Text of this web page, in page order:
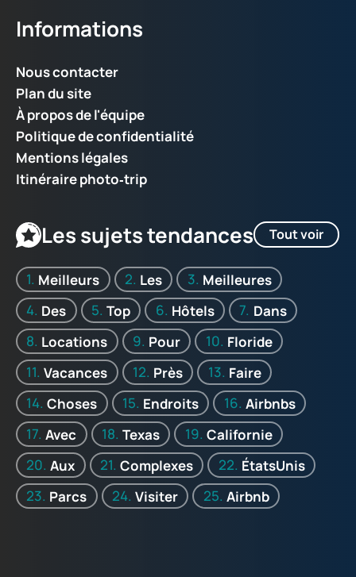
Informations
Nous contacter
Plan du site
À propos de l'équipe
Politique de confidentialité
Mentions légales
Itinéraire photo‑trip
Les sujets tendances Tout voir
Meilleurs Les
Meilleures
Des
Top Hôtels
Dans
Locations
Pour
Floride
Vacances
Près
Faire
Choses
Endroits
Airbnbs
Avec
Texas
Californie
Aux
Complexes
ÉtatsUnis
Parcs
Visiter Airbnb